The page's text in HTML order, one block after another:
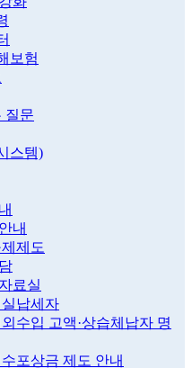
보험
질문
스템)
내
제도
료실
납세자
수입 고액·상습체납자 명
포상금 제도 안내